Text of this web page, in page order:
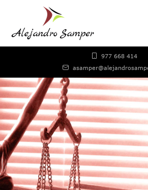
977 668 414